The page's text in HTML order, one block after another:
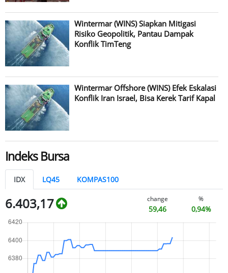
Wintermar (WINS) Siapkan Mitigasi
Risiko Geopolitik, Pantau Dampak
Konflik TimTeng
Wintermar Offshore (WINS) Efek Eskalasi
Konflik Iran Israel, Bisa Kerek Tarif Kapal
Indeks Bursa
IDX LQ45 KOMPAS100
6.403,17 change
59,46
%
0,94%